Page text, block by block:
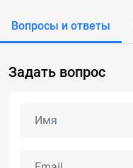
Вопросы и ответы
Задать вопрос